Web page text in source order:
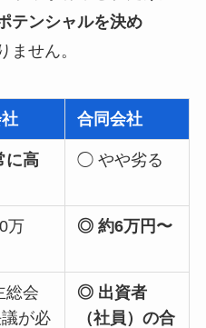
テンシャルを決め
ません。
合同会社
に高
◯ やや劣る
万
◎ 約6万円〜
会
が必
◎ 出資者
（社員）の合